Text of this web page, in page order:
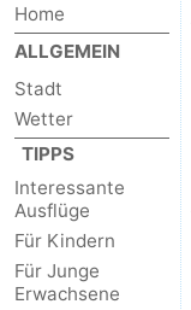
Home
ALLGEMEIN
Stadt
Wetter
TIPPS
Interessante
Ausflüge
Für Kindern
Für Junge
Erwachsene